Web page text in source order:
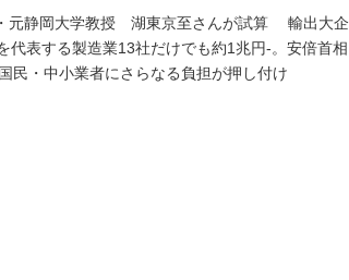
元静岡大学教授 湖東京至さんが試算 輸出大企
代表する製造業13社だけでも約1兆円-。安倍首相
民・中小業者にさらなる負担が押し付け